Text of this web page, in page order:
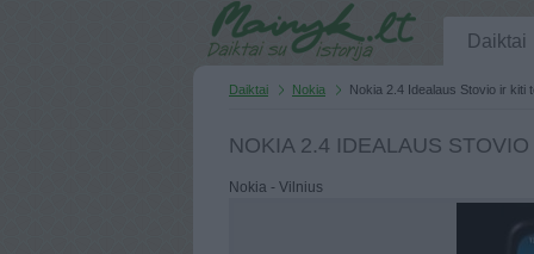
Daiktai
Daiktai Nokia Nokia 2.4 Idealaus Stovio ir kiti
NOKIA 2.4 IDEALAUS
Nokia - Vilnius